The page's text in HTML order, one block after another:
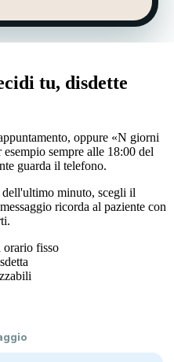
tu, disdette
oppure «N giorni
sempre alle 18:00 del
guarda il telefono.
minuto, scegli il
ricorda al paziente con
orario fisso